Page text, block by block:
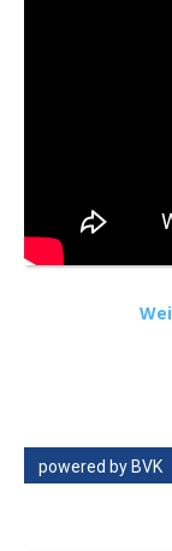
powered by BVK